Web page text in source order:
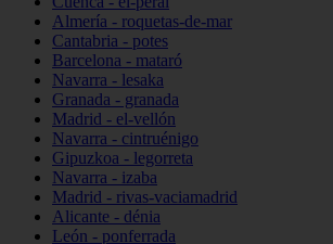
Almería - roquetas-de-mar
Cantabria - potes
Barcelona - mataró
Navarra - lesaka
Granada - granada
Madrid - el-vellón
Navarra - cintruénigo
Gipuzkoa - legorreta
Navarra - izaba
Madrid - rivas-vaciamadrid
Alicante - dénia
León - ponferrada